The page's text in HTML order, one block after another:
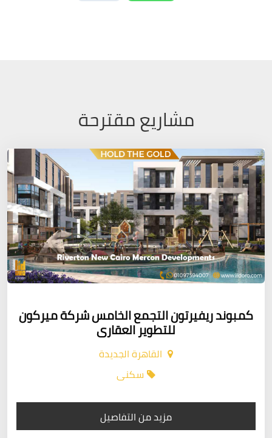
مشاريع مقترحة
كمبوند ريفيرتون التجمع الخامس شركة ميركون
للتطوير العقارى
القاهرة الجديدة
سكنى
مزيد من التفاصيل